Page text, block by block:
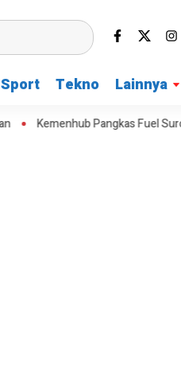
Sport Tekno Lainnya
Kemenhub Pangkas Fuel